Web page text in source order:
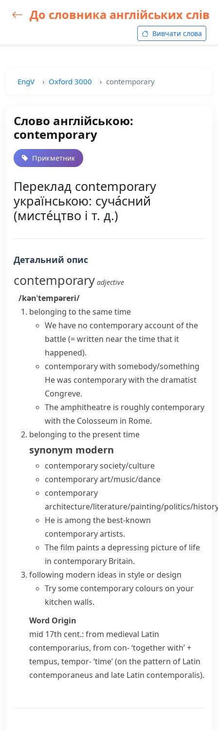
До словника англійських слів
Вивчати слова
EngV Oxford 3000 contemporary
Слово англійською:
contemporary
Прикметник
Переклад contemporary
українською: суча́сний
(мисте́цтво і т. д.)
Детальний опис
contemporary adjective
/kənˈtempəreri/
belonging to the same time
We have no contemporary account of the
battle(= written near the time that it
happened).
contemporary with somebody/something
He was contemporary with the dramatist
Congreve.
The amphitheatre is roughly contemporary
with the Colosseum in Rome.
belonging to the present time
synonym modern
contemporary society/culture
contemporary art/music/dance
contemporary
architecture/literature/painting/politics/
He is among the best-known
contemporary artists.
The film paints a depressing picture of life
in contemporary Britain.
following modern ideas in style or design
Try some contemporary colours on your
kitchen walls.
Word Origin
mid 17th cent.: from medieval Latin
contemporarius, from con-‘together with’ +
tempus, tempor-‘time’ (on the pattern of Latin
contemporaneus and late Latin contemporalis).